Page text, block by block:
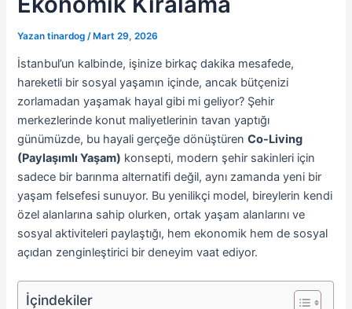
Yazan tinardog/Mart 29, 2026
İstanbul’un kalbinde, işinize birkaç dakika mesafede,
hareketli bir sosyal yaşamın içinde, ancak bütçenizi
zorlamadan yaşamak hayal gibi mi geliyor? Şehir
merkezlerinde konut maliyetlerinin tavan yaptığı
günümüzde, bu hayali gerçeğe dönüştürenCo-Living
(Paylaşımlı Yaşam) konsepti, modern şehir sakinleri için
sadece bir barınma alternatifi değil, aynı zamanda yeni bir
yaşam felsefesi sunuyor. Bu yenilikçi model, bireylerin kendi
özel alanlarına sahip olurken, ortak yaşam alanlarını ve
sosyal aktiviteleri paylaştığı, hem ekonomik hem de sosyal
açıdan zenginleştirici bir deneyim vaat ediyor.
İçindekiler